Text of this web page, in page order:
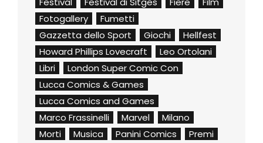
Fotogallery
Fumetti
Gazzetta dello Sport
Giochi
Hellfest
Howard Phillips Lovecraft
Leo Ortolani
Libri
London Super Comic Con
Lucca Comics & Games
Lucca Comics and Games
Marco Frassinelli
Marvel
Milano
Morti
Musica Panini Comics
Premi